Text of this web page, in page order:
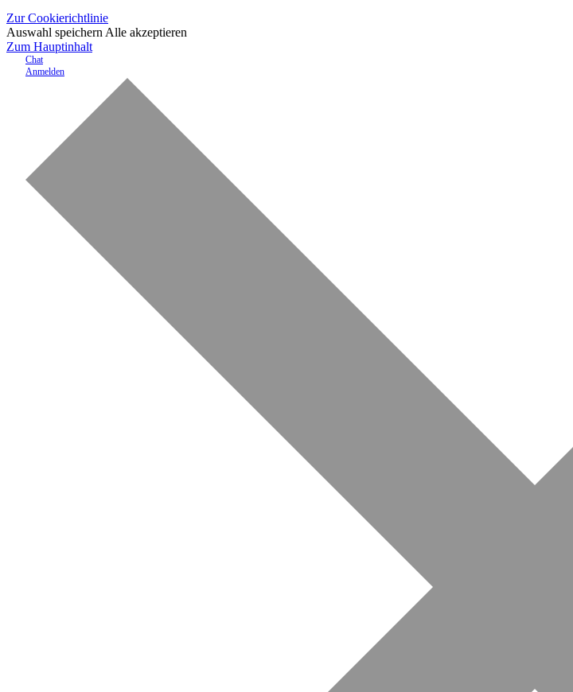
Zur Cookierichtlinie
Auswahl speichern Alle akzeptieren
Zum Hauptinhalt
Chat
Anmelden